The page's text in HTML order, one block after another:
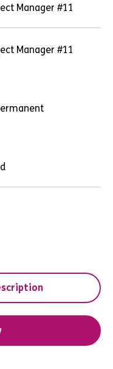
Manager #11
Manager #11